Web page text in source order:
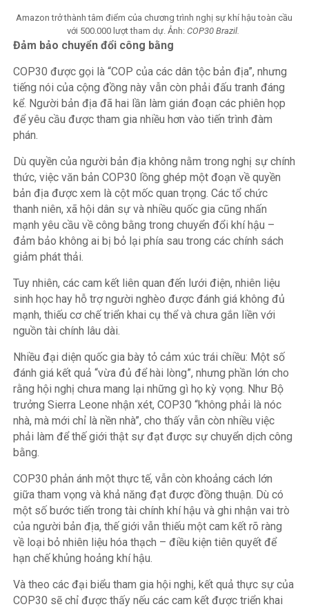
Amazon trở thành tâm điểm của chương trình nghị sự khí hậu toàn cầu
với 500.000 lượt tham dự. Ảnh: COP30 Brazil.
Đảm bảo chuyển đổi công bằng
COP30 được gọi là “COP của các dân tộc bản địa”, nhưng
tiếng nói của cộng đồng này vẫn còn phải đấu tranh đáng
kể. Người bản địa đã hai lần làm gián đoạn các phiên họp
để yêu cầu được tham gia nhiều hơn vào tiến trình đàm
phán.
Dù quyền của người bản địa không nằm trong nghị sự chính
thức, việc văn bản COP30 lồng ghép một đoạn về quyền
bản địa được xem là cột mốc quan trọng. Các tổ chức
thanh niên, xã hội dân sự và nhiều quốc gia cũng nhấn
mạnh yêu cầu về công bằng trong chuyển đổi khí hậu –
đảm bảo không ai bị bỏ lại phía sau trong các chính sách
giảm phát thải.
Tuy nhiên, các cam kết liên quan đến lưới điện, nhiên liệu
sinh học hay hỗ trợ người nghèo được đánh giá không đủ
mạnh, thiếu cơ chế triển khai cụ thể và chưa gắn liền với
nguồn tài chính lâu dài.
Nhiều đại diện quốc gia bày tỏ cảm xúc trái chiều: Một số
đánh giá kết quả “vừa đủ để hài lòng”, nhưng phần lớn cho
rằng hội nghị chưa mang lại những gì họ kỳ vọng. Như Bộ
trưởng Sierra Leone nhận xét, COP30 “không phải là nóc
nhà, mà mới chỉ là nền nhà”, cho thấy vẫn còn nhiều việc
phải làm để thế giới thật sự đạt được sự chuyển dịch công
bằng.
COP30 phản ánh một thực tế, vẫn còn khoảng cách lớn
giữa tham vọng và khả năng đạt được đồng thuận. Dù có
một số bước tiến trong tài chính khí hậu và ghi nhận vai trò
của người bản địa, thế giới vẫn thiếu một cam kết rõ ràng
về loại bỏ nhiên liệu hóa thạch – điều kiện tiên quyết để
hạn chế khủng hoảng khí hậu.
Và theo các đại biểu tham gia hội nghị, kết quả thực sự của
COP30 sẽ chỉ được thấy nếu các cam kết được triển khai